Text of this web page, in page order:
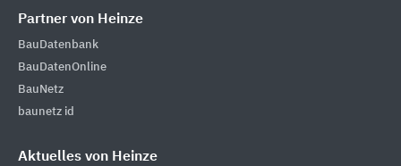
Partner von Heinze
BauDatenbank
BauDatenOnline
BauNetz
baunetz id
Aktuelles von Heinze